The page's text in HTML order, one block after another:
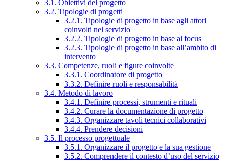
3.1. Obiettivi del progetto
3.2. Tipologie di progetti
3.2.1. Tipologie di progetto in base agli attori
coinvolti nel servizio
3.2.2. Tipologie di progetto in base al focus
3.2.3. Tipologie di progetto in base all’ambito di
intervento
3.3. Competenze, ruoli e figure coinvolte
3.3.1. Coordinatore di progetto
3.3.2. Definire ruoli e responsabilità
3.4. Metodo di lavoro
3.4.1. Definire processi, strumenti e rituali
3.4.2. Curare la documentazione di progetto
3.4.3. Organizzare tavoli tecnici collaborativi
3.4.4. Prendere decisioni
3.5. Il processo progettuale
3.5.1. Organizzare il progetto e la sua gestione
3.5.2. Comprendere il contesto d’uso del servizio